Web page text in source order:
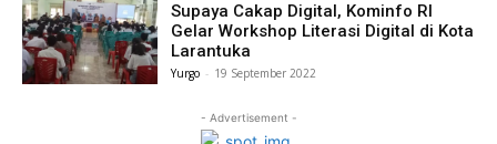
Supaya Cakap Digital, Kominfo RI
Gelar Workshop Literasi Digital di Kota
Larantuka
Yurgo - 19 September 2022
- Advertisement -